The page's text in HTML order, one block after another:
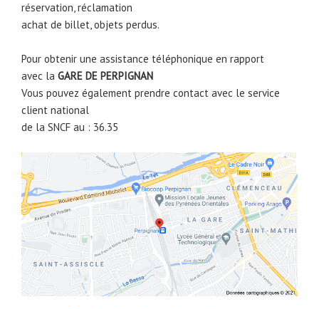
réservation, réclamation
achat de billet, objets perdus.
Pour obtenir une assistance téléphonique en rapport
avec la GARE DE PERPIGNAN
Vous pouvez également prendre contact avec le service
client national
de la SNCF au : 36.35